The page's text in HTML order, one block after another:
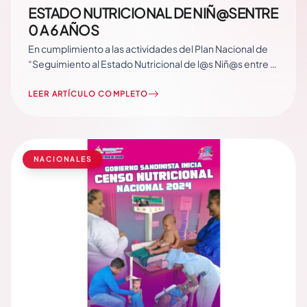
ESTADO NUTRICIONAL DE NIÑ@SENTRE
0 A 6 AÑOS
En cumplimiento a las actividades del Plan Nacional de
“Seguimiento al Estado Nutricional de l@s Niñ@s entre 0
acciones, detalladas a continuación: Te puede interesar:
LEER ARTÍCULO COMPLETO
NACIONALES